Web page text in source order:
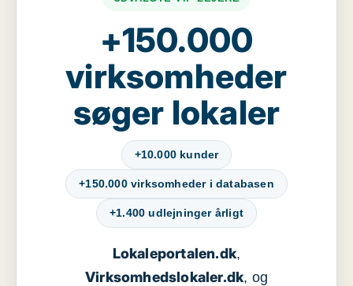
+150.000
virksomheder
søger lokaler
+10.000 kunder
+150.000 virksomheder i databasen
+1.400 udlejninger årligt
Lokaleportalen.dk,
Virksomhedslokaler.dk, og